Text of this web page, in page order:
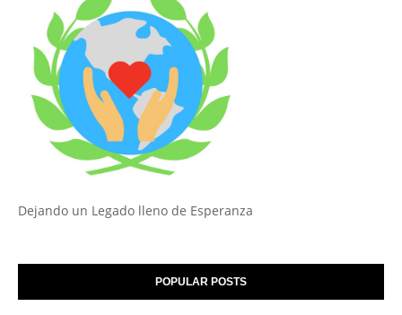
Dejando un Legado lleno de Esperanza
POPULAR POSTS